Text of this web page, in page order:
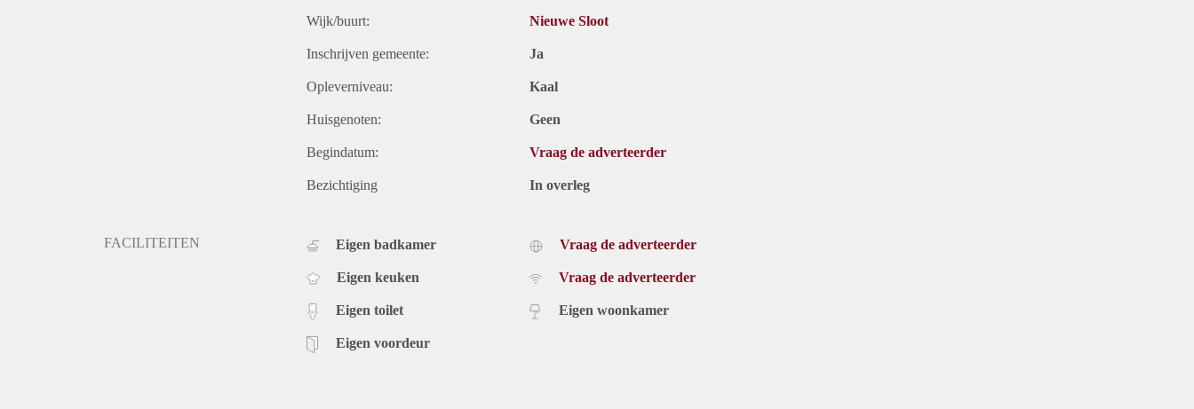
Wijk/buurt: Nieuwe Sloot
Inschrijven gemeente: Ja
Opleverniveau: Kaal
Huisgenoten: Geen
Begindatum: Vraag de adverteerder
Bezichtiging In overleg
FACILITEITEN Eigen badkamer
Eigen keuken
Eigen toilet
Eigen voordeur
Vraag de adverteerder
Vraag de adverteerder
Eigen woonkamer